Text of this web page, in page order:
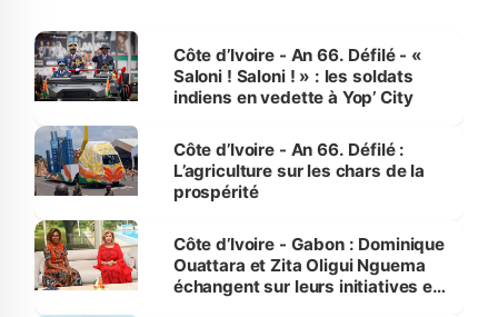
Côte d’Ivoire - An 66. Défilé - «
Saloni ! Saloni ! » : les soldats
indiens en vedette à Yop’ City
Côte d’Ivoire - An 66. Défilé :
L’agriculture sur les chars de la
prospérité
Côte d’Ivoire - Gabon : Dominique
Ouattara et Zita Oligui Nguema
échangent sur leurs initiatives en